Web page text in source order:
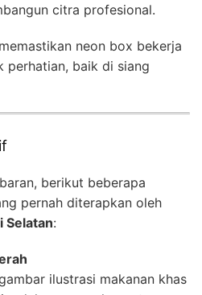
citra profesional.
neon box bekerja
perhatian, baik di siang
berikut beberapa
pernah diterapkan oleh
Selatan:
ilustrasi makanan khas